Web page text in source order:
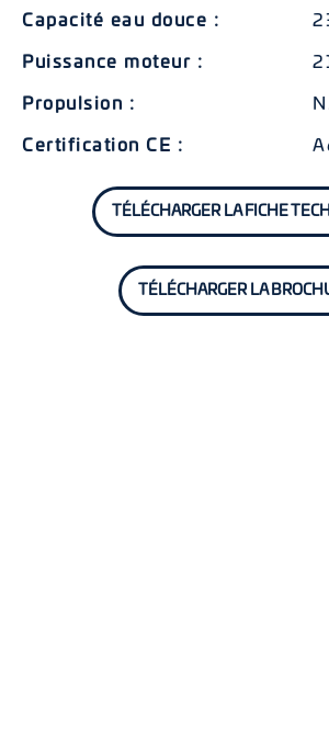
Capacité eau douce :
Puissance moteur :
Propulsion :
Certification CE :
TÉLÉCHARGER LA FICHE
TÉLÉCHARGER LA